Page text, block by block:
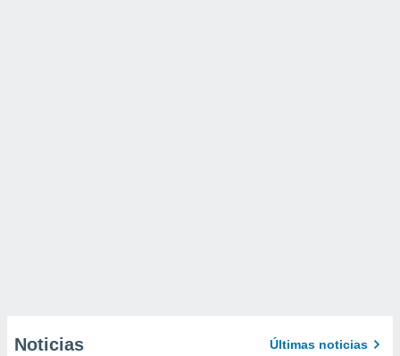
Noticias Últimas noticias